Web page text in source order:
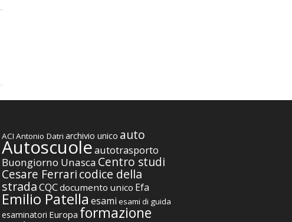
ACI Antonio Datri archivio unico auto
Autoscuoleautotrasporto
Buongiorno Unasca Centro studi
Cesare Ferraricodice della
stradaCQCdocumento unico Efa
Emilio Patella esami esami di guida
esaminatori Europa formazione